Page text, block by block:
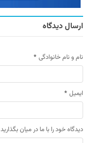
ارسال دیدگاه
نام و نام خانوادگی *
ایمیل *
دیدگاه خود را با ما در میان بگذارید